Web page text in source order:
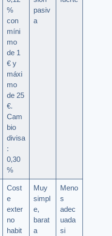
%
con
míni
mo
de 1
€ y
máxi
mo
de 25
€.
Cam
bio
divisa
:
0,30
%
pasiv
a
Cost
e
exter
no
habit
Muy
simpl
e,
barat
a
Meno
s
adec
uada
si